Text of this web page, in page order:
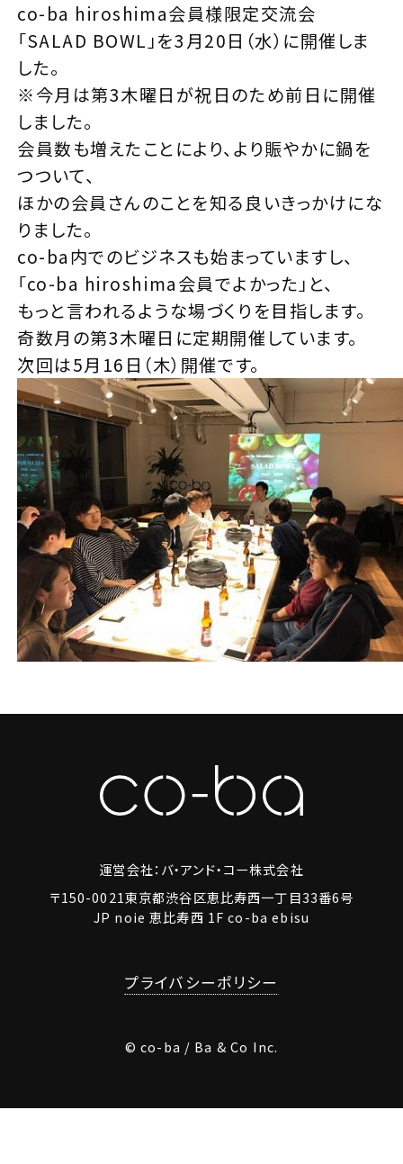
co-ba hiroshima会員様限定交流会
「SALAD BOWL」を3月20日（水）に開催しま
した。
※今月は第3木曜日が祝日のため前日に開催
しました。
会員数も増えたことにより、より賑やかに鍋を
つついて、
ほかの会員さんのことを知る良いきっかけにな
りました。
co-ba内でのビジネスも始まっていますし、
「co-ba hiroshima会員でよかった」と、
もっと言われるような場づくりを目指します。
奇数月の第3木曜日に定期開催しています。
次回は5月16日（木）開催です。
運営会社：バ・アンド・コー株式会社
〒150-0021東京都渋谷区恵比寿西一丁目33番6号
JP noie 恵比寿西 1F co-ba ebisu
プライバシーポリシー
© co-ba / Ba & Co Inc.